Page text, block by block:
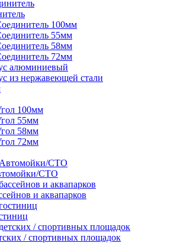
100мм
55мм
58мм
72мм
алюминиевый
из нержавеющей стали
100мм
55мм
58мм
72мм
СТО
и аквапарков
/ спортивных площадок